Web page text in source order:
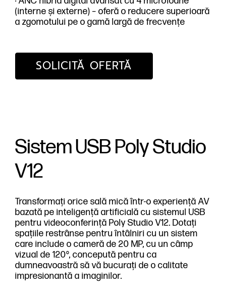
(interne și externe) – oferă o reducere superioară
a zgomotului pe o gamă largă de frecvențe
SOLICITĂ OFERTĂ
Sistem USB Poly Studio
V12
Transformați orice sală mică într-o experiență AV
bazată pe inteligență artificială cu sistemul USB
pentru videoconferință Poly Studio V12. Dotați
spațiile restrânse pentru întâlniri cu un sistem
care include o cameră de 20 MP, cu un câmp
vizual de 120°, concepută pentru ca
dumneavoastră să vă bucurați de o calitate
impresionantă a imaginilor.